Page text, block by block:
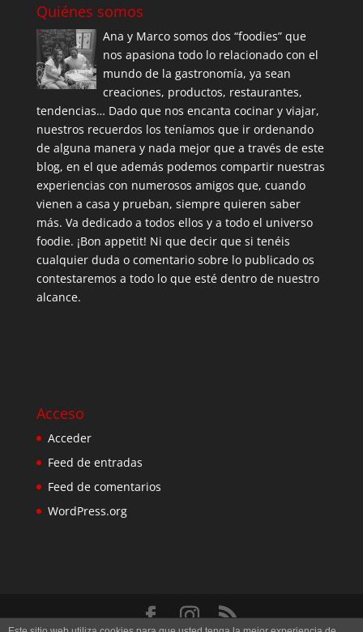
Quiénes somos
Ana y Marco somos dos “foodies” que
nos apasiona todo lo relacionado con el
mundo de la gastronomía, ya sean
creaciones, productos, restaurantes,
tendencias… Dado que nos encanta cocinar y viajar,
nuestros recuerdos los teníamos que ir ordenando
de alguna manera y nada mejor que a través de este
blog, en el que además podemos compartir nuestras
experiencias con numerosos amigos que, cuando
vienen a casa y prueban, siempre quieren saber
más. Va dedicado a todos ellos y a todo el universo
foodie. ¡Bon appetit! Ni que decir que si tenéis
cualquier duda o comentario sobre lo publicado os
contestaremos a todo lo que esté dentro de nuestro
alcance.
Acceso
Acceder
Feed de entradas
Feed de comentarios
WordPress.org